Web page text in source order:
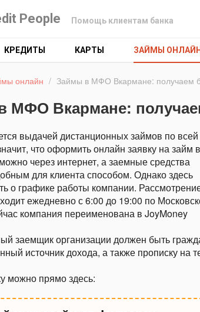
People Помощь клиентам банка
КРЕДИТЫ КАРТЫ ЗАЙМЫ ОНЛАЙН
онлайн / Займы в МФО Вкармане: получаем
МФО Вкармане:
выдачей дистанционных займов по всей
что оформить онлайн заявку на займ в
через интернет, а заемные средства
для клиента способом. Однако здесь
о графике работы компании.
ежедневно с 6:00 до 19:00 по
компания переименована в JoyMoney
заемщик организации должен быть
источник дохода, а также прописку на
можно прямо здесь: